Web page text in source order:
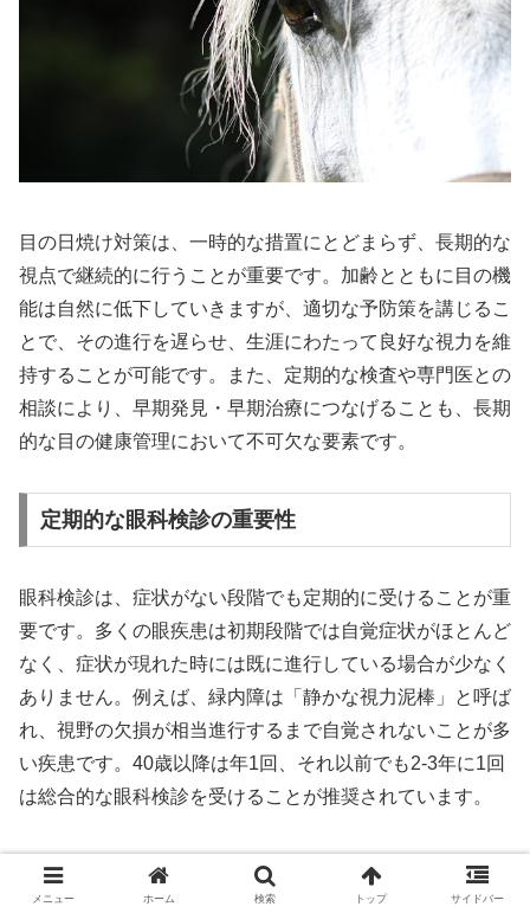
目の日焼け対策は、一時的な措置にとどまらず、長期的な
視点で継続的に行うことが重要です。加齢とともに目の機
能は自然に低下していきますが、適切な予防策を講じるこ
とで、その進行を遅らせ、生涯にわたって良好な視力を維
持することが可能です。また、定期的な検査や専門医との
相談により、早期発見・早期治療につなげることも、長期
的な目の健康管理において不可欠な要素です。
定期的な眼科検診の重要性
眼科検診は、症状がない段階でも定期的に受けることが重
要です。多くの眼疾患は初期段階では自覚症状がほとんど
なく、症状が現れた時には既に進行している場合が少なく
ありません。例えば、緑内障は「静かな視力泥棒」と呼ば
れ、視野の欠損が相当進行するまで自覚されないことが多
い疾患です。40歳以降は年1回、それ以前でも2-3年に1回
は総合的な眼科検診を受けることが推奨されています。
眼科検診では、視力測定や眼圧測定に加えて、眼底検査や
視野検査など、様々な検査が行われます。これらの検査に
メニュー ホーム 検索 トップ サイドバー